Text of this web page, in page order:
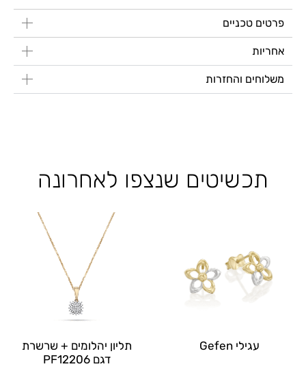
פרטים טכניים
אחריות
משלוחים והחזרות
תכשיטים שנצפו לאחרונה
עגילי Gefen
תליון יהלומים + שרשרת
דגם PF12206